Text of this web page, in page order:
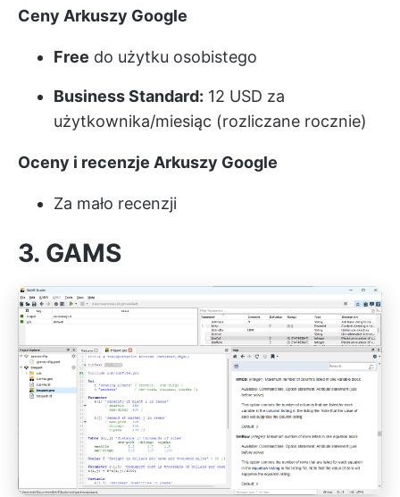
Ceny Arkuszy Google
Free do użytku osobistego
Business Standard: 12 USD za
użytkownika/miesiąc (rozliczane rocznie)
Oceny i recenzje Arkuszy Google
Za mało recenzji
3. GAMS